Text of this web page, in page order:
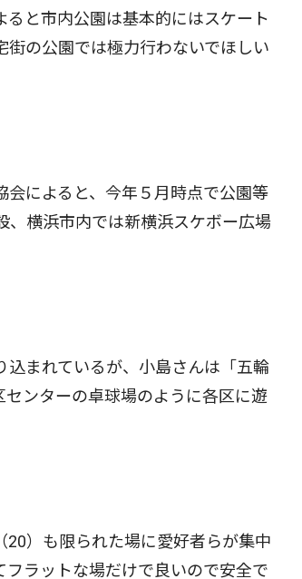
と市内公園は基本的にはスケート
の公園では極力行わないでほしい
によると、今年５月時点で公園等
、横浜市内では新横浜スケボー広場
まれているが、小島さんは「五輪
ンターの卓球場のように各区に遊
）も限られた場に愛好者らが集中
ラットな場だけで良いので安全で